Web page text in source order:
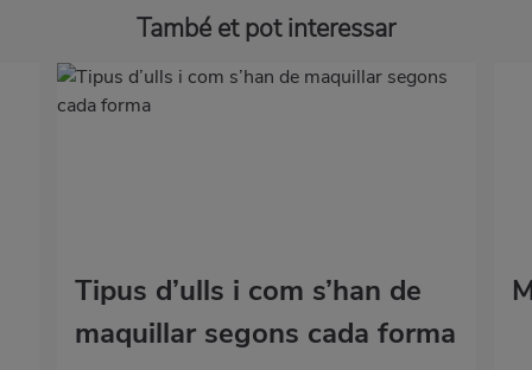
També et pot interessar
Tipus d’ulls i com s’han de
maquillar segons cada forma